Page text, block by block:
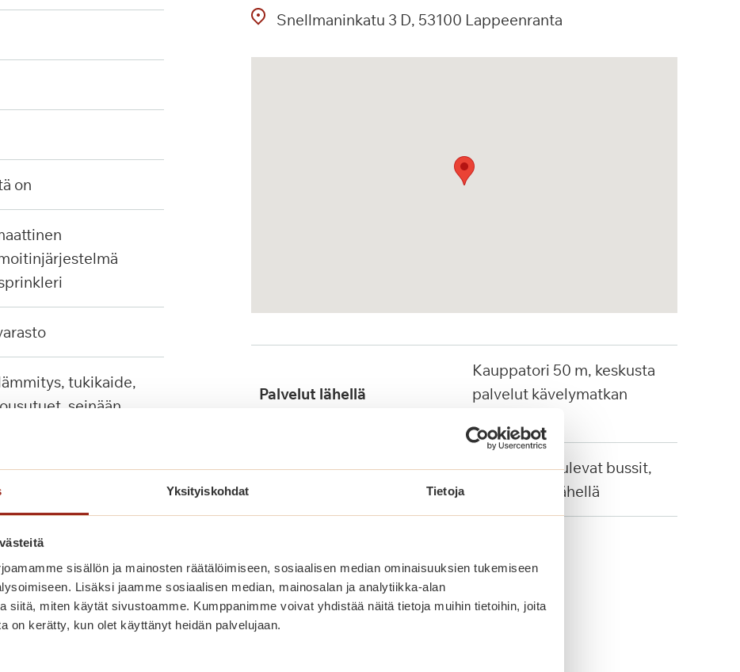
Yksityiskohdat Tietoja
sisällön ja mainosten räätälöimiseen, sosiaalisen median ominaisuuksien tukemiseen
Lisäksi jaamme sosiaalisen median, mainosalan ja analytiikka-alan
siitä, miten käytät sivustoamme. Kumppanimme voivat yhdistää näitä tietoja muihin tietoihin, joita
on kerätty, kun olet käyttänyt heidän palvelujaan.
on
seinään
Snellmaninkatu 3 D 53100 Lappeenranta
Palvelut lähellä
Kauppatori 50 m, keskusta
palvelut kävelymatkan
Keskustaan tulevat bussit,
juna-asema lähellä